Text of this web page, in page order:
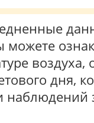
воздуха,
дня,
наблюдений